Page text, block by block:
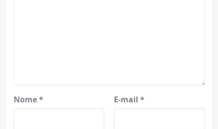
Nome* E-mail *